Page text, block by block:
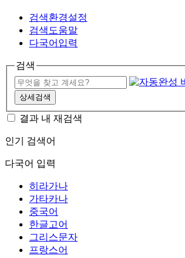
검색환경설정
검색도움말
다국어입력
검색
상세검색
결과 내 재검색
인기 검색어
다국어 입력
히라가나
가타카나
중국어
한글고어
그리스문자
프랑스어